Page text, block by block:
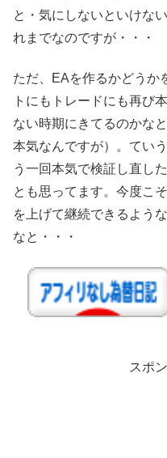
と・気にしないといけな
れまでなのですが・・・
ただ、EAを作るかどうか
トにもトレードにも再び
ない時期にきてるのかな
本気なんですが）。てい
う一回本気で検証し直し
とも思ってます。今度こ
を上げて継続できるよう
なと・・・
スポ